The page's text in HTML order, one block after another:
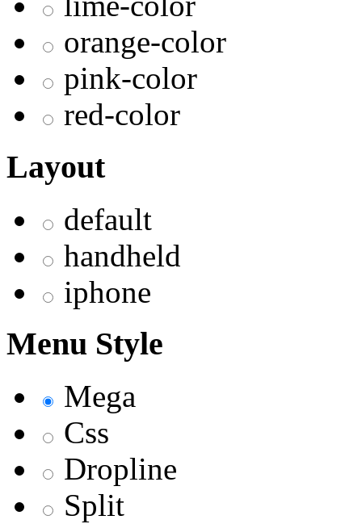
orange-color
pink-color
red-color
Layout
default
handheld
iphone
Menu Style
Mega
Css
Dropline
Split